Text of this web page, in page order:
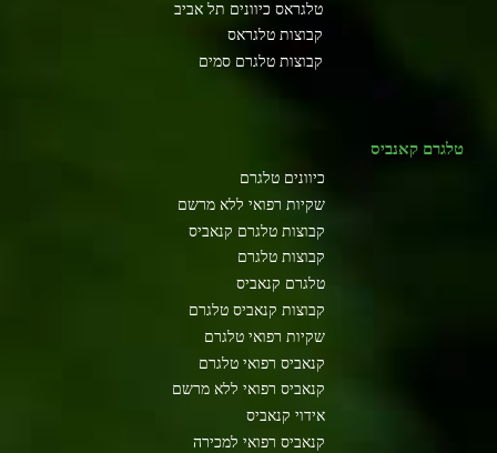
טלגראס כיוונים תל אביב
קבוצות טלגראס
קבוצות טלגרם סמים
טלגרם קאנביס
כיוונים טלגרם
שקיות רפואי ללא מרשם
קבוצות טלגרם קנאביס
קבוצות טלגרם
טלגרם קנאביס
קבוצות קנאביס טלגרם
שקיות רפואי טלגרם
קנאביס רפואי טלגרם
קנאביס רפואי ללא מרשם
אידוי קנאביס
קנאביס רפואי למכירה